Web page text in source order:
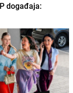
događaja: